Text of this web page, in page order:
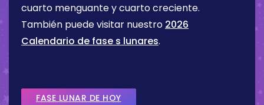
cuarto menguante y cuarto creciente.
También puede visitar nuestro 2026
Calendario de fase s lunares.
FASE LUNAR DE HOY